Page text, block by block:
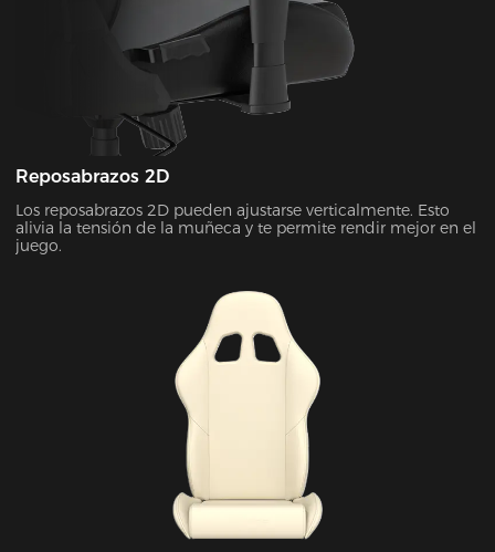
Reposabrazos 2D
Los reposabrazos 2D pueden ajustarse verticalmente. Esto
alivia la tensión de la muñeca y te permite rendir mejor en el
juego.